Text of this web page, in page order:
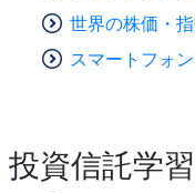
世界の株価・
スマートフォ
投資信託学